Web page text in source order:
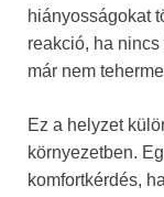
hiányosságokat
reakció, ha
már nem
Ez a helyzet
környezetben.
komfortkérdés,